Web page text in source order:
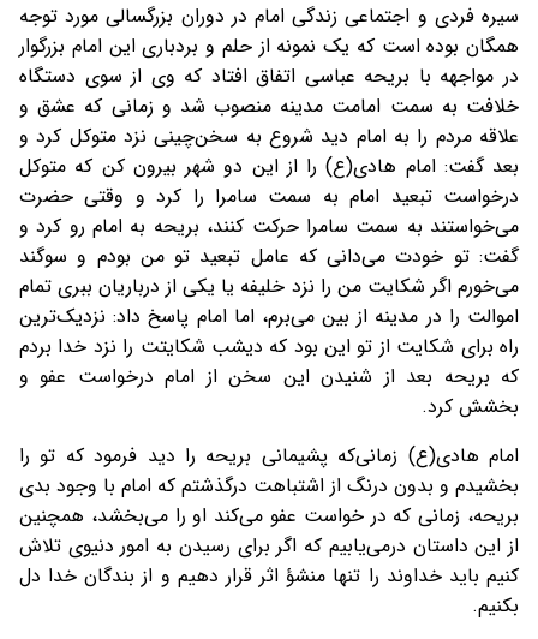
سیره فردی و اجتماعی زندگی امام در دوران بزرگسالی مورد توجه
همگان بوده است که یک نمونه از حلم و بردباری این امام بزرگوار
در مواجهه با بریحه عباسی اتفاق افتاد که وی از سوی دستگاه
خلافت به سمت امامت مدینه منصوب شد و زمانی که عشق و
علاقه مردم را به امام دید شروع به سخن‌چینی نزد متوکل کرد و
بعد گفت: امام هادی(ع) را از این دو شهر بیرون کن که متوکل
درخواست تبعید امام به سمت سامرا را کرد و وقتی حضرت
می‌خواستند به سمت سامرا حرکت کنند، بریحه به امام رو کرد و
گفت: تو خودت می‌دانی که عامل تبعید تو من بودم و سوگند
می‌خورم اگر شکایت من را نزد خلیفه یا یکی از درباریان ببری تمام
اموالت را در مدینه از بین می‌برم، اما امام پاسخ داد: نزدیک‌ترین
راه برای شکایت از تو این بود که دیشب شکایتت را نزد خدا بردم
که بریحه بعد از شنیدن این سخن از امام درخواست عفو و
بخشش کرد.
امام هادی(ع) زمانی‌که پشیمانی بریحه را دید فرمود که تو را
بخشیدم و بدون درنگ از اشتباهت درگذشتم که امام با وجود بدی
بریحه، زمانی که در خواست عفو می‌کند او را می‌بخشد، همچنین
از این داستان درمی‌یابیم که اگر برای رسیدن به امور دنیوی تلاش
کنیم باید خداوند را تنها منشؤ اثر قرار دهیم و از بندگان خدا دل
بکنیم.